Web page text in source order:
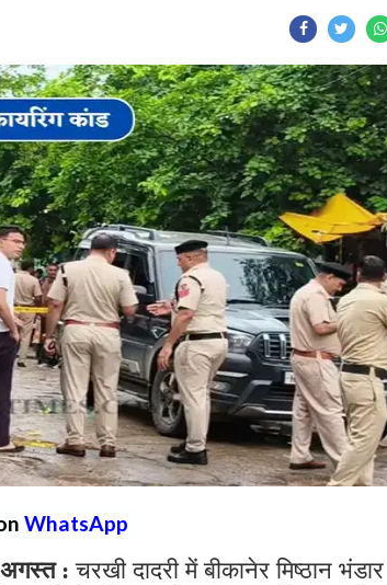
WhatsApp
अगस्त :चरखी दादरी में बीकानेर मिष्ठान भंडार